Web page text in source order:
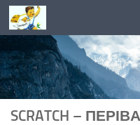
Skip to content
SCRATCH –